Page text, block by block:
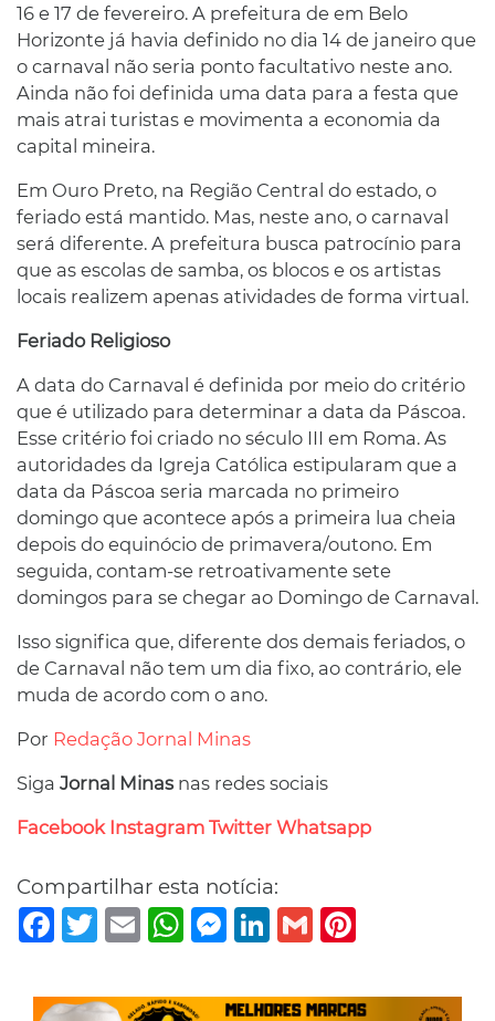
16 e 17 de fevereiro. A prefeitura de em Belo
Horizonte já havia definido no dia 14 de janeiro que
o carnaval não seria ponto facultativo neste ano.
Ainda não foi definida uma data para a festa que
mais atrai turistas e movimenta a economia da
capital mineira.
Em Ouro Preto, na Região Central do estado, o
feriado está mantido. Mas, neste ano, o carnaval
será diferente. A prefeitura busca patrocínio para
que as escolas de samba, os blocos e os artistas
locais realizem apenas atividades de forma virtual.
Feriado Religioso
A data do Carnaval é definida por meio do critério
que é utilizado para determinar a data da Páscoa.
Esse critério foi criado no século III em Roma. As
autoridades da Igreja Católica estipularam que a
data da Páscoa seria marcada no primeiro
domingo que acontece após a primeira lua cheia
depois do equinócio de primavera/outono. Em
seguida, contam-se retroativamente sete
domingos para se chegar ao Domingo de Carnaval.
Isso significa que, diferente dos demais feriados, o
de Carnaval não tem um dia fixo, ao contrário, ele
muda de acordo com o ano.
Por Redação Jornal Minas
Siga Jornal Minasnas redes sociais
Facebook Instagram Twitter Whatsapp
Compartilhar esta notícia:
Facebook
TwitterEmail WhatsAppMessenger
LinkedIn
Gmail